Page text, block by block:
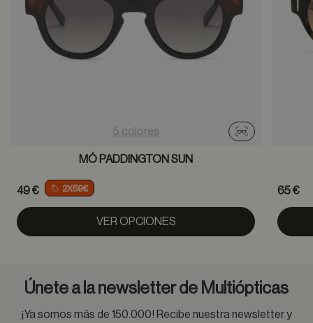
5 colores
Probador
MÓ PADDINGTON SUN
49 € 2X59€
VER OPCIONES
65 €
Únete a la newsletter de Multiópticas
¡Ya somos más de 150.000! Recibe nuestra newsletter y